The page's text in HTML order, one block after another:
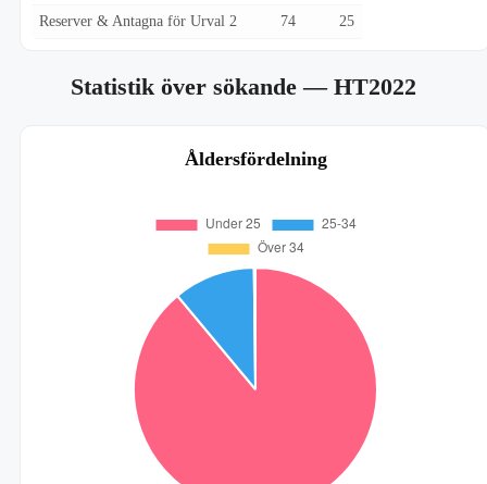
Reserver & Antagna för Urval 2 74 25
Statistik över sökande— HT2022
Åldersfördelning